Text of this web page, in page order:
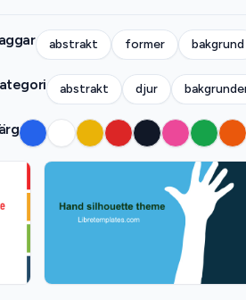
abstrakt former bakgrund
abstrakt djur